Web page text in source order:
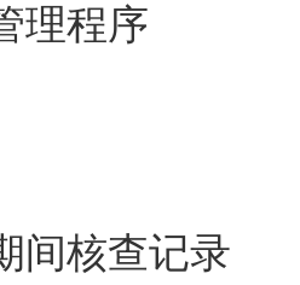
备管
备期间